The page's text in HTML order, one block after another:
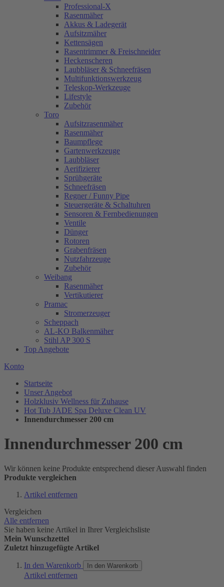
Professional-X
Rasenmäher
Akkus & Ladegerät
Aufsitzmäher
Kettensägen
Rasentrimmer & Freischneider
Heckenscheren
Laubbläser & Schneefräsen
Multifunktionswerkzeug
Teleskop-Werkzeuge
Lifestyle
Zubehör
Toro
Aufsitzrasenmäher
Rasenmäher
Baumpflege
Gartenwerkzeuge
Laubbläser
Aerifizierer
Sprühgeräte
Schneefräsen
Regner / Funny Pipe
Steuergeräte & Schaltuhren
Sensoren & Fernbedienungen
Ventile
Dünger
Rotoren
Grabenfräsen
Nutzfahrzeuge
Zubehör
Weibang
Rasenmäher
Vertikutierer
Pramac
Stromerzeuger
Scheppach
AL-KO Balkenmäher
Stihl AP 300 S
Top Angebote
Konto
Startseite
Unser Angebot
Holzklusiv Wellness für Zuhause
Hot Tub JADE Spa Deluxe Clean UV
Innendurchmesser 200 cm
Innendurchmesser 200 cm
Wir können keine Produkte entsprechend dieser Auswahl finden
Produkte vergleichen
Artikel entfernen
Vergleichen
Alle entfernen
Sie haben keine Artikel in Ihrer Vergleichsliste
Mein Wunschzettel
Zuletzt hinzugefügte Artikel
In den Warenkorb In den Warenkorb
Artikel entfernen